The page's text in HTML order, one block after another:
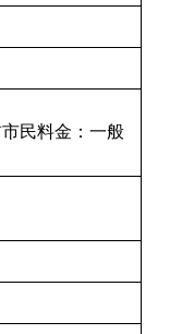
民料金：一般